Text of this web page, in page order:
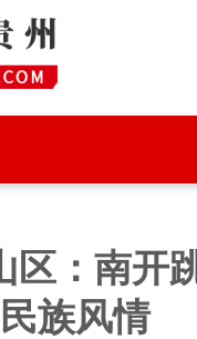
区：南开
族风情